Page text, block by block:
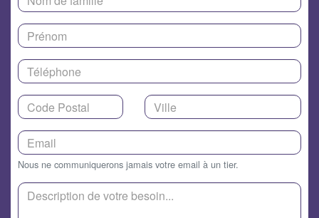
Nous ne communiquerons jamais votre email à un tier.